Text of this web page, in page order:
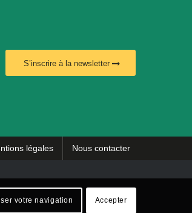
S’inscrire à la newsletter
légales Nous contacter
votre navigation Accepter